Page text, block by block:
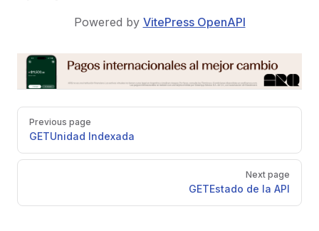
Powered by VitePress OpenAPI
Pager
Previous page
GETUnidad Indexada
Next page
GETEstado de la API